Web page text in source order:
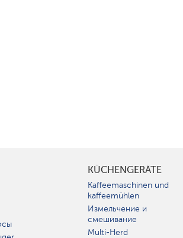
KÜCHENGERÄTE
Kaffeemaschinen und
kaffeemühlen
Измельчение и
смешивание
Multi-Herd